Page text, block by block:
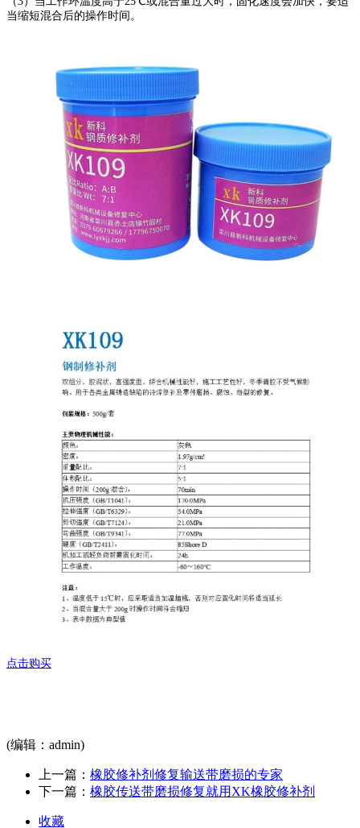
当缩短混合后的操作时间。
点击购买
(编辑：admin)
上一篇： 橡胶修补剂修复输送带磨损的专家
下一篇： 橡胶传送带磨损修复就用XK橡胶修补剂
收藏